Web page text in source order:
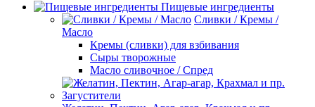
Пищевые ингредиенты
Сливки / Кремы /
Масло
Кремы (сливки) для взбивания
Сыры творожные
Масло сливочное / Спред